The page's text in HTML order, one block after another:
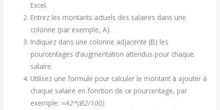
Excel.
Entrez les montants actuels des salaires dans une
colonne (par exemple, A).
Indiquez dans une colonne adjacente (B) les
pourcentages d’augmentation attendus pour chaque
salaire.
Utilisez une formule pour calculer le montant à ajouter à
chaque salaire en fonction de ce pourcentage, par
exemple: =A2*(B2/100).